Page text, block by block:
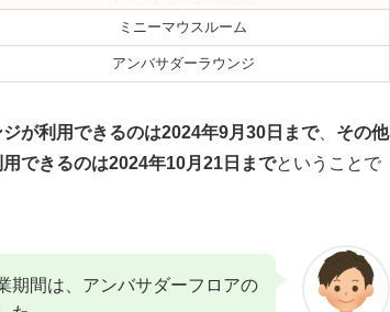
ミニーマウスルーム
アンバサダーラウンジ
が利用できるのは2024年9月30日まで、 その他
できるのは2024年10月21日までということで
期間は、アンバサダーフロアの